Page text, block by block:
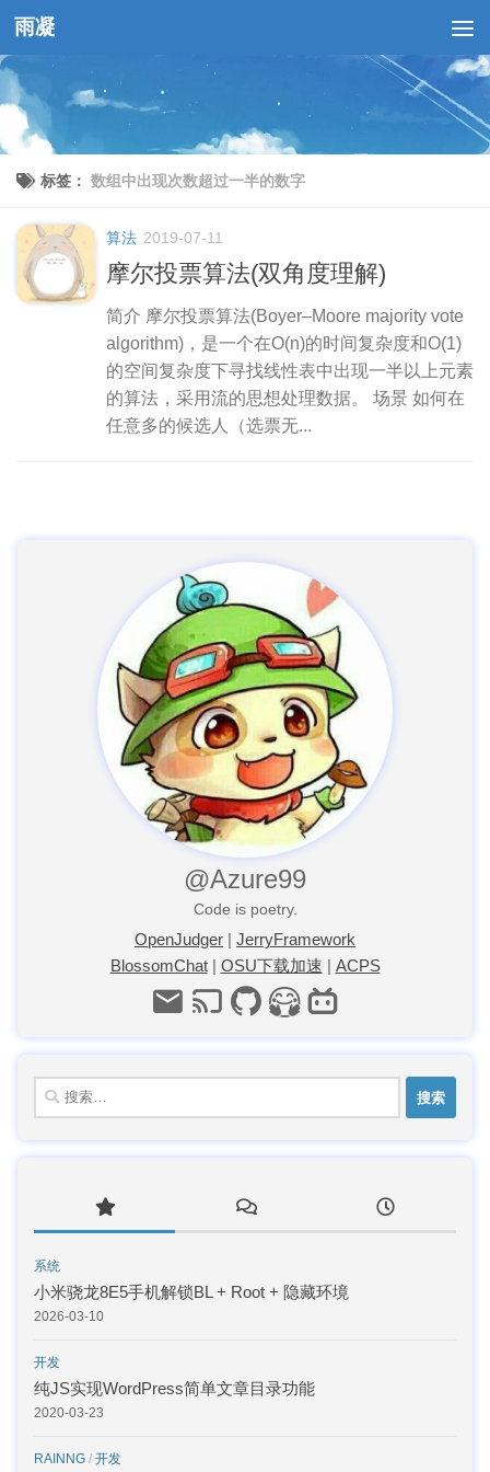
跳至内容
雨凝
标签： 数组中出现次数超过一半的数字
算法 2019-07-11
摩尔投票算法(双角度理解)
简介 摩尔投票算法(Boyer–Moore majority vote
algorithm)，是一个在O(n)的时间复杂度和O(1)
的空间复杂度下寻找线性表中出现一半以上元素
的算法，采用流的思想处理数据。 场景 如何在
任意多的候选人（选票无...
@Azure99
Code is poetry.
OpenJudger | JerryFramework
BlossomChat| OSU下载加速 | ACPS
搜
索：
系统
小米骁龙8E5手机解锁BL + Root + 隐藏环境
2026-03-10
开发
纯JS实现WordPress简单文章目录功能
2020-03-23
RAINNG / 开发